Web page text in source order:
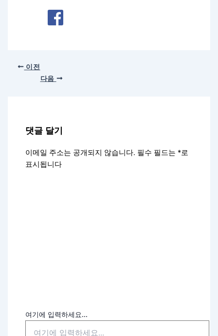
이전
다음
댓글 달기
이메일 주소는 공개되지 않습니다. 필수 필드는 *로
표시됩니다
여기에 입력하세요...